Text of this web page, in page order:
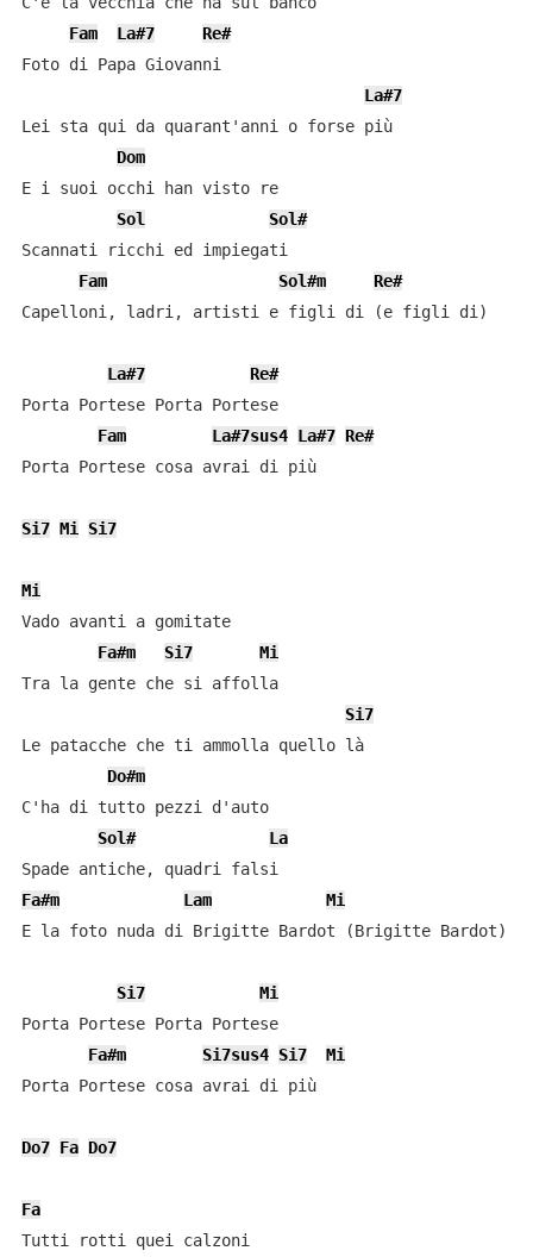
Fam
La#7
Re#
Foto di Papa Giovanni
La#7
Lei sta qui da quarant'anni o forse più
Dom
E i suoi occhi han visto re
Sol
Sol#
Scannati ricchi ed impiegati
Fam
Sol#m
Re#
Capelloni, ladri, artisti e figli di (e figli di)
La#7
Re#
Porta Portese Porta Portese
Fam
La#7sus4 La#7 Re#
Porta Portese cosa avrai di più
Si7 Mi Si7
Mi
Vado avanti a gomitate
Fa#m
Si7
Mi
Tra la gente che si affolla
Si7
Le patacche che ti ammolla quello là
Do#m
C'ha di tutto pezzi d'auto
Sol#
La
Fa#m
Lam
Mi
E la foto nuda di Brigitte Bardot (Brigitte Bardot)
Si7
Mi
Porta Portese Porta Portese
Fa#m
Si7sus4 Si7
Mi
Porta Portese cosa avrai di più
Do7 Fa Do7
Fa
Tutti rotti quei calzoni